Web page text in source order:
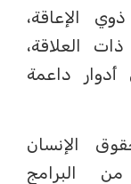
الإعاقة،
العلاقة،
داعمة
الإنسان
البرامج